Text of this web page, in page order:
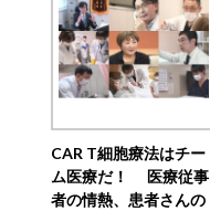
CAR T細胞療法はチー
ム医療だ！ 医療従事
者の情熱、患者さんの